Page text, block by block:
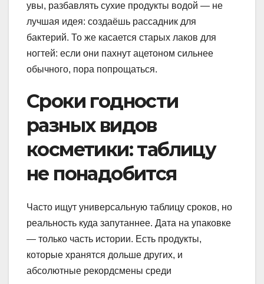
увы, разбавлять сухие продукты водой — не
лучшая идея: создаёшь рассадник для
бактерий. То же касается старых лаков для
ногтей: если они пахнут ацетоном сильнее
обычного, пора попрощаться.
Сроки годности
разных видов
косметики: таблицу
не понадобится
Часто ищут универсальную таблицу сроков, но
реальность куда запутаннее. Дата на упаковке
— только часть истории. Есть продукты,
которые хранятся дольше других, и
абсолютные рекордсмены среди